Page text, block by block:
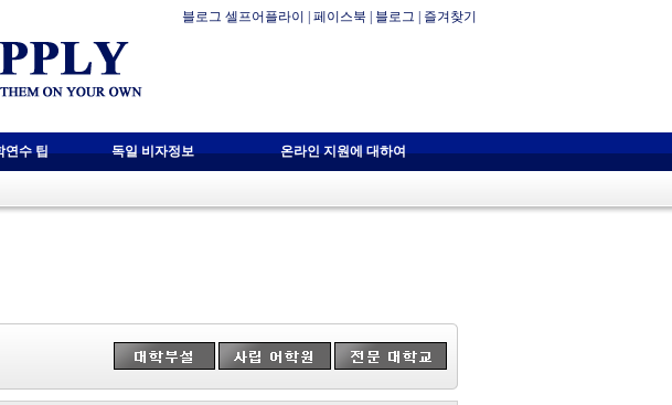
블로그 셀프어플라이 페이스북 블로그 즐겨찾기
연수 팁 독일 비자정보 온라인 지원에 대하여